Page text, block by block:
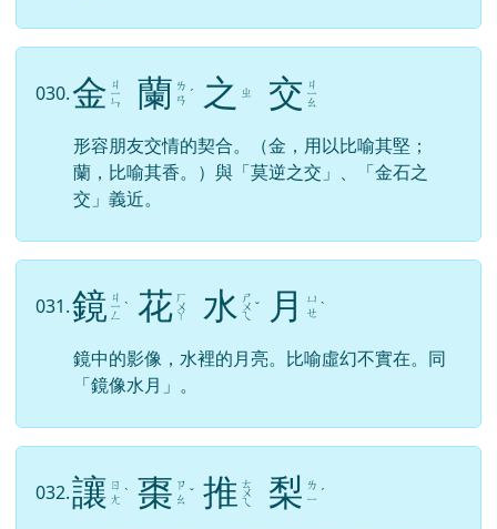
030.金 ㄐ
ㄧ
ㄣ 蘭 ㄌ
ㄢ ˊ 之 ㄓ 交 ㄐ
ㄧ
ㄠ
形容朋友交情的契合。（金，用以比喻其堅；
蘭，比喻其香。）與「莫逆之交」、「金石之
交」義近。
031.鏡 ㄐ
ㄧ
ㄥ
ˋ 花 ㄏ
ㄨ
ㄚ 水 ㄕ
ㄨ
ㄟ
ˇ 月
ㄩ
ㄝ ˋ
鏡中的影像，水裡的月亮。比喻虛幻不實在。同
「鏡像水月」。
032.讓 ㄖ
ㄤ ˋ 棗 ㄗ
ㄠ ˇ 推 ㄊ
ㄨ
ㄟ 梨 ㄌ
ㄧ ˊ